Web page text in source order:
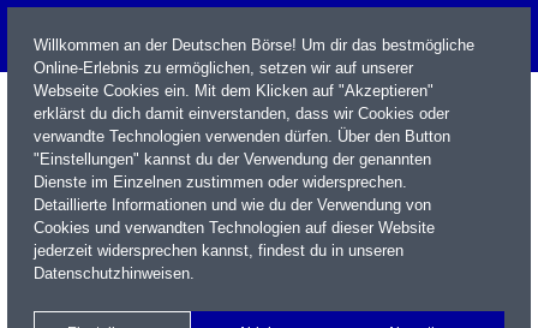
Name / WKN / ISIN / Kürzel
Willkommen an der Deutschen Börse! Um dir das bestmögliche
Online-Erlebnis zu ermöglichen, setzen wir auf unserer
Webseite Cookies ein. Mit dem Klicken auf "Akzeptieren"
erklärst du dich damit einverstanden, dass wir Cookies oder
verwandte Technologien verwenden dürfen. Über den Button
"Einstellungen" kannst du der Verwendung der genannten
Dienste im Einzelnen zustimmen oder widersprechen.
Detaillierte Informationen und wie du der Verwendung von
Cookies und verwandten Technologien auf dieser Website
jederzeit widersprechen kannst, findest du in unseren
Datenschutzhinweisen.